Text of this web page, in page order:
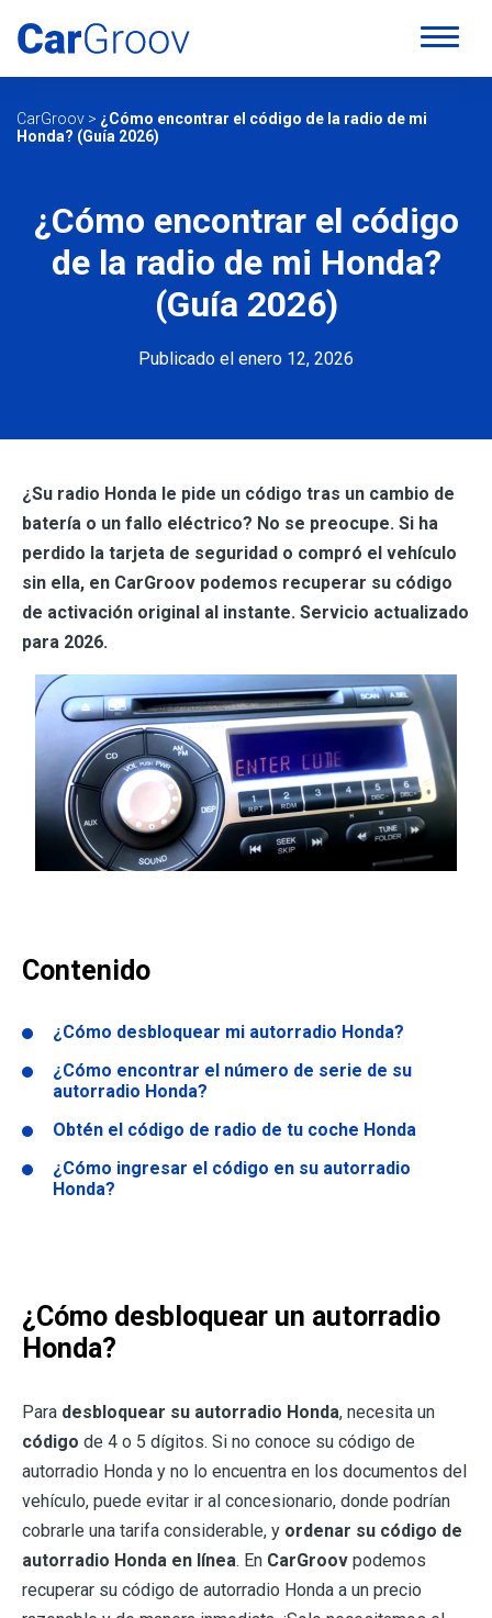
CarGroov > ¿Cómo encontrar el código de la radio de mi
Honda? (Guía 2026)
¿Cómo encontrar el código
de la radio de mi Honda?
(Guía 2026)
Publicado el enero 12, 2026
¿Su radio Honda le pide un código tras un cambio de
batería o un fallo eléctrico? No se preocupe. Si ha
perdido la tarjeta de seguridad o compró el vehículo
sin ella, en CarGroov podemos recuperar su código
de activación original al instante. Servicio actualizado
para 2026.
Contenido
¿Cómo desbloquear mi autorradio Honda?
¿Cómo encontrar el número de serie de su
autorradio Honda?
Obtén el código de radio de tu coche Honda
¿Cómo ingresar el código en su autorradio
Honda?
¿Cómo desbloquear un autorradio
Honda?
Para desbloquear su autorradio Honda, necesita un
código de 4 o 5 dígitos. Si no conoce su código de
autorradio Honda y no lo encuentra en los documentos del
vehículo, puede evitar ir al concesionario, donde podrían
cobrarle una tarifa considerable, y ordenar su código de
autorradio Honda en línea. En CarGroov podemos
recuperar su código de autorradio Honda a un precio